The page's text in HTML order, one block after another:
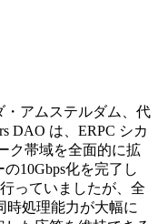
アムステルダム、代
DAO は、ERPC シカ
ク帯域を全面的に拡
10Gbps化を完了し
っていましたが、全
時処理能力が大幅に